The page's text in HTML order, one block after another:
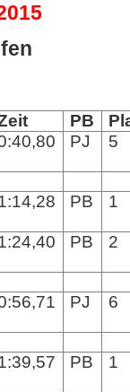
PB
PJ 5
PB 1
PB 2
PJ 6
PB 1